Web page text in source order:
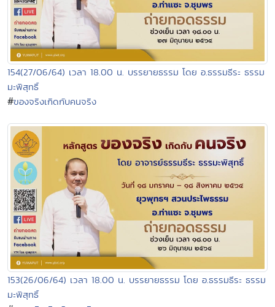
154(27/06/64) เวลา 18.00 น. บรรยายธรรม โดย อ.ธรรมธีระ ธรรม
มะพิสุทธิ์
#ของจริงเกิดกับคนจริง
153(26/06/64) เวลา 18.00 น. บรรยายธรรม โดย อ.ธรรมธีระ ธรรม
มะพิสุทธิ์